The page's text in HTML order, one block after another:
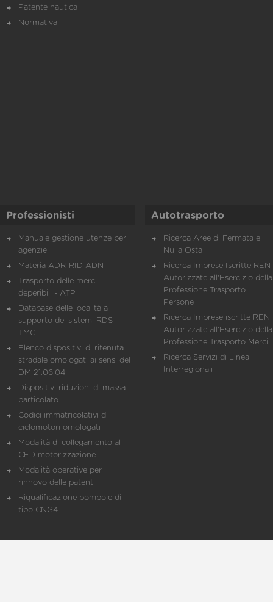
Patente nautica
Normativa
Professionisti
Manuale gestione utenze per
agenzie
Materia ADR-RID-ADN
Trasporto delle merci
deperibili - ATP
Database delle località a
supporto dei sistemi RDS
TMC
Elenco dispositivi di ritenuta
stradale omologati ai sensi del
DM 21.06.04
Dispositivi riduzioni di massa
particolato
Codici immatricolativi di
ciclomotori omologati
Modalità di collegamento al
CED motorizzazione
Modalità operative per il
rinnovo delle patenti
Riqualificazione bombole di
tipo CNG4
Autotrasporto
Ricerca Aree di Fermata e
Nulla Osta
Ricerca Imprese Iscritte REN
Autorizzate all'Esercizio della
Professione Trasporto
Persone
Ricerca Imprese iscritte REN
Autorizzate all'Esercizio della
Professione Trasporto Merci
Ricerca Servizi di Linea
Interregionali